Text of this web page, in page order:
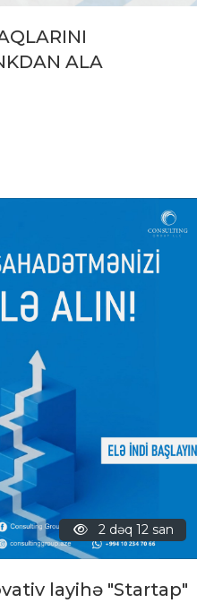
ALA
2 dəq 12 san
layihə "Startap"